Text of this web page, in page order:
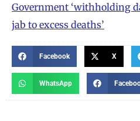
Government ‘withholding
jab to excess deaths’
Facebook X
WhatsApp